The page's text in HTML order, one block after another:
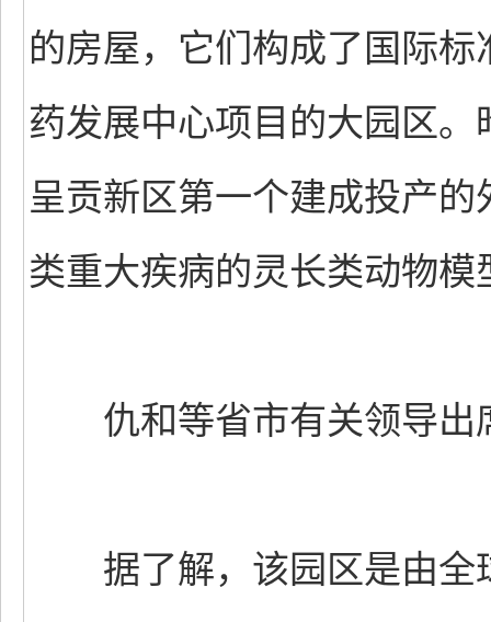
的房屋，它们构成了国际
药发展中心项目的大园区
呈贡新区第一个建成投产
类重大疾病的灵长类动物
仇和等省市有关领导出
据了解，该园区是由全